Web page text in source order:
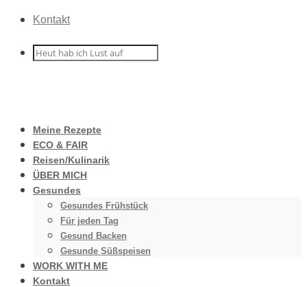
Kontakt
Meine Rezepte
ECO & FAIR
Reisen/Kulinarik
ÜBER MICH
Gesundes
Gesundes Frühstück
Für jeden Tag
Gesund Backen
Gesunde Süßspeisen
WORK WITH ME
Kontakt